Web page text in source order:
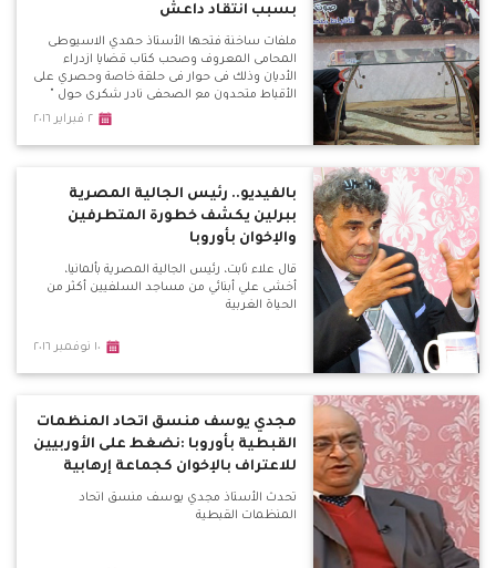
بسبب انتقاد داعش
ملفات ساخنة فتحها الأستاذ حمدي الاسيوطى
المحامى المعروف وصحب كتاب قضايا ازدراء
الأديان وذلك فى حوار فى حلقة خاصة وحصري على
الأقباط متحدون مع الصحفي نادر شكري حول "
ازدراء الأديان مقصلة الأبرياء " وكشف الاسيوطى
من المتشددين فى ظل غياب محاكمة عادلة وآمنة
٢ فبراير ٢٠١٦
بالفيديو.. رئيس الجالية المصرية
ببرلين يكشف خطورة المتطرفين
والإخوان بأوروبا
قال علاء ثابت، رئيس الجالية المصرية بألمانيا،
أخشى علي أبنائي من مساجد السلفيين أكثر من
الحياة الغربية
١٠ نوفمبر ٢٠١٦
مجدي يوسف منسق اتحاد المنظمات
القبطية بأوروبا :نضغط على الأوربيين
للاعتراف بالإخوان كجماعة إرهابية
تحدث الأستاذ مجدي يوسف منسق اتحاد
المنظمات القبطية